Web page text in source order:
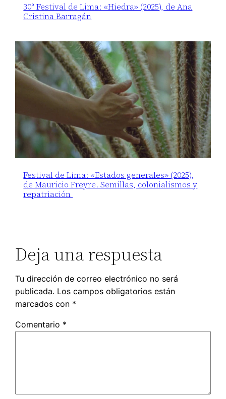
30° Festival de Lima: «Hiedra» (2025), de Ana
Cristina Barragán
Festival de Lima: «Estados generales» (2025),
de Mauricio Freyre. Semillas, colonialismos y
repatriación
Deja una respuesta
Tu dirección de correo electrónico no será
publicada. Los campos obligatorios están
marcados con *
Comentario *